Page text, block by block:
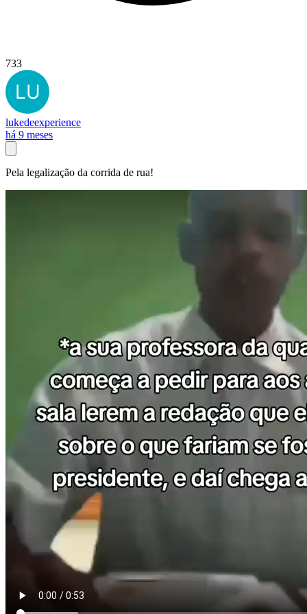
733
lukedeexperience
há 9 meses
Pela legalização da corrida de rua!